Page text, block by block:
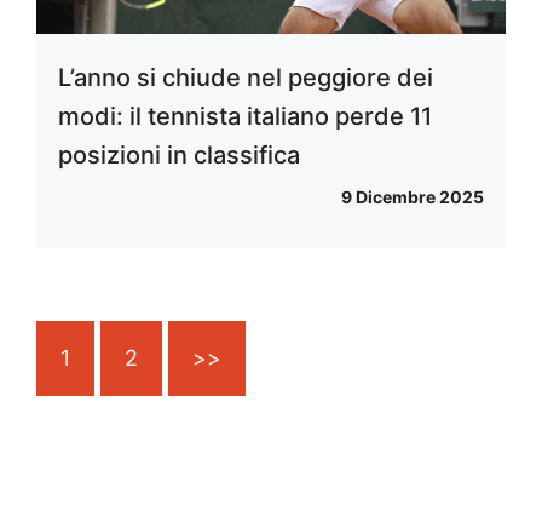
L’anno si chiude nel peggiore dei
modi: il tennista italiano perde 11
posizioni in classifica
9 Dicembre 2025
1 2 >>